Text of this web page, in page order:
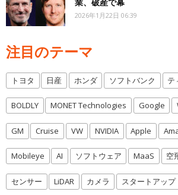
業、破産で幕
2026年1月22日 06:39
注目のテーマ
トヨタ 日産 ホンダ ソフトバンク テ
BOLDLY MONET Technologies Google
GM Cruise VW NVIDIA Apple
Mobileye AI ソフトウェア MaaS 空
センサー LiDAR カメラ スタートアップ